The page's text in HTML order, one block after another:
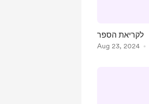
לקריאת הספר
Aug 23, 2024